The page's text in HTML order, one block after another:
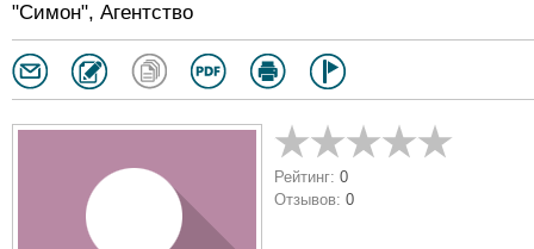
"Симон", Агентство
Рейтинг: 0
Отзывов: 0